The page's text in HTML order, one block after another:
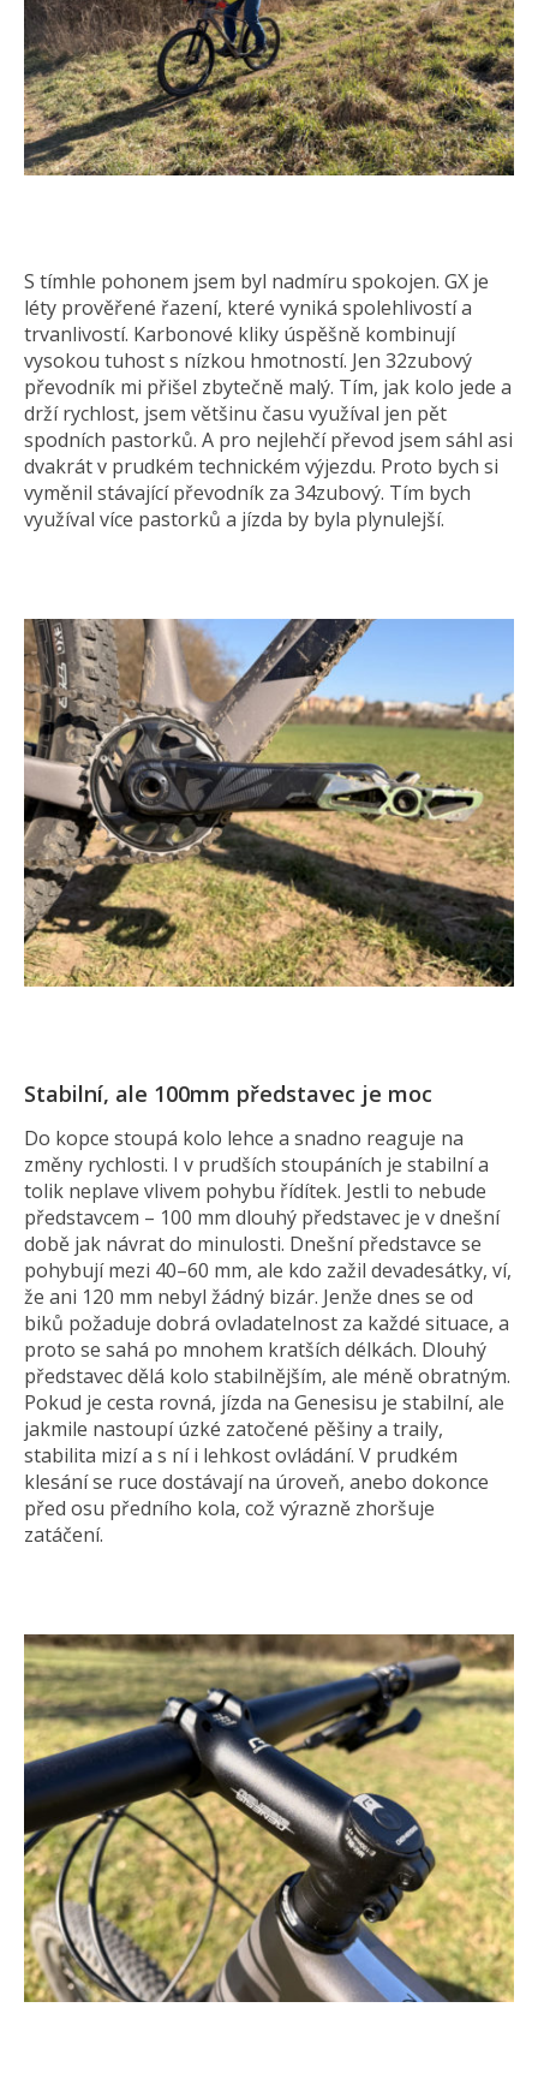
S tímhle pohonem jsem byl nadmíru spokojen. GX je
léty prověřené řazení, které vyniká spolehlivostí a
trvanlivostí. Karbonové kliky úspěšně kombinují
vysokou tuhost s nízkou hmotností. Jen 32zubový
převodník mi přišel zbytečně malý. Tím, jak kolo jede a
drží rychlost, jsem většinu času využíval jen pět
spodních pastorků. A pro nejlehčí převod jsem sáhl asi
dvakrát v prudkém technickém výjezdu. Proto bych si
vyměnil stávající převodník za 34zubový. Tím bych
využíval více pastorků a jízda by byla plynulejší.
Stabilní, ale 100mm představec je moc
Do kopce stoupá kolo lehce a snadno reaguje na
změny rychlosti. I v prudších stoupáních je stabilní a
tolik neplave vlivem pohybu řídítek. Jestli to nebude
představcem – 100 mm dlouhý představec je v dnešní
době jak návrat do minulosti. Dnešní představce se
pohybují mezi 40–60 mm, ale kdo zažil devadesátky, ví,
že ani 120 mm nebyl žádný bizár. Jenže dnes se od
biků požaduje dobrá ovladatelnost za každé situace, a
proto se sahá po mnohem kratších délkách. Dlouhý
představec dělá kolo stabilnějším, ale méně obratným.
Pokud je cesta rovná, jízda na Genesisu je stabilní, ale
jakmile nastoupí úzké zatočené pěšiny a traily,
stabilita mizí a s ní i lehkost ovládání. V prudkém
klesání se ruce dostávají na úroveň, anebo dokonce
před osu předního kola, což výrazně zhoršuje
zatáčení.